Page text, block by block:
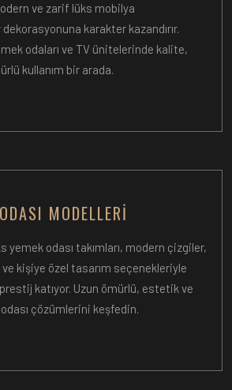
ve zarif lüks mobilya
karakter kazandırır.
odaları ve TV ünitelerinde kalite,
kullanım bir arada.
MODELLERI
yemek odası takımları, modern çizgiler,
kişiye özel tasarım seçenekleriyle
katıyor. Uzun ömürlü, estetik ve
çözümlerini keşfedin.